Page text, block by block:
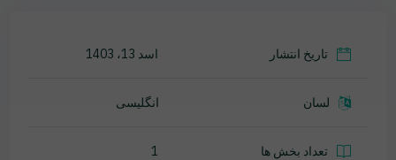
تاریخ انتشار اسد 13، 1403
لسان انگلیسی
تعداد بخش ها 1